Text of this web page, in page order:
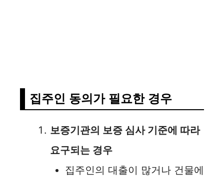
집주인 동의가 필요한 경우
보증기관의 보증 심사 기준에 따라
요구되는 경우
집주인의 대출이 많거나 건물에